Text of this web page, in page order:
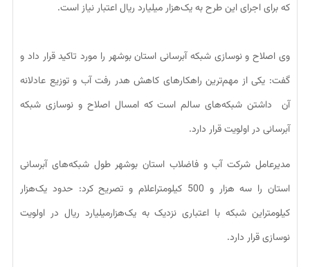
که برای اجرای این طرح به یک‌هزار میلیارد ریال اعتبار نیاز است.
وی اصلاح و نوسازی شبکه آبرسانی استان بوشهر را مورد تاکید قرار داد و
گفت: یکی از مهم‌ترین راهکارهای کاهش هدر رفت آب و توزیع عادلانه
آن داشتن شبکه‌های سالم است که امسال اصلاح و نوسازی شبکه
آبرسانی در اولویت قرار دارد.
مدیرعامل شرکت آب و فاضلاب استان بوشهر طول شبکه‌های آبرسانی
استان را سه هزار و 500 کیلومتراعلام و تصریح کرد: حدود یک‌هزار
کیلومتراین شبکه با اعتباری نزدیک به یک‌هزارمیلیارد ریال در اولویت
نوسازی قرار دارد.